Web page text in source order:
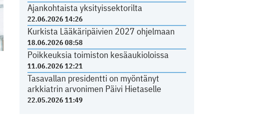
Ajankohtaista yksityissektorilta
22.06.2026 14:26
Kurkista Lääkäripäivien 2027 ohjelmaan
18.06.2026 08:58
Poikkeuksia toimiston kesäaukioloissa
11.06.2026 12:21
Tasavallan presidentti on myöntänyt
arkkiatrin arvonimen Päivi Hietaselle
22.05.2026 11:49